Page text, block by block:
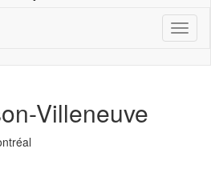
Villeneuve